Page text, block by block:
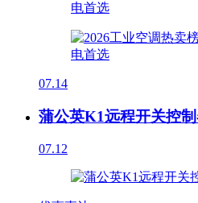
07.14
蒲公英K1远程开关控
07.12